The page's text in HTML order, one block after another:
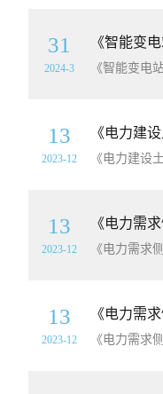
31
2024-3
《智能变电站继电保护配置
13
2023-12
《电力建设土建工程施工、试验及
13
2023-12
《电力需
《电力需求
13
2023-12
《电力需求
《电力需求